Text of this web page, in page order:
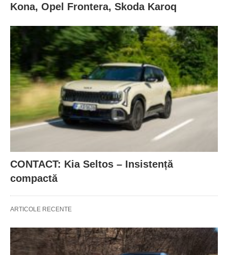
Kona, Opel Frontera, Skoda Karoq
CONTACT: Kia Seltos – Insistență
compactă
ARTICOLE RECENTE